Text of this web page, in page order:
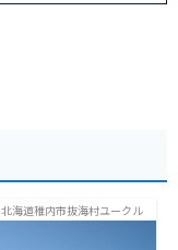
北海道稚内市抜海村ユークル